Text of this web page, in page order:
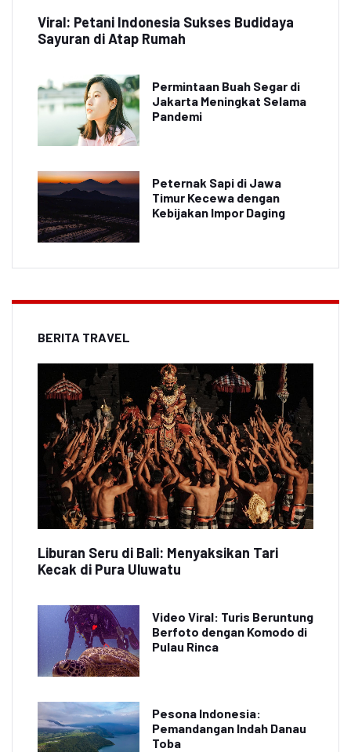
Viral: Petani Indonesia Sukses Budidaya
Sayuran di Atap Rumah
Permintaan Buah Segar di
Jakarta Meningkat Selama
Pandemi
Peternak Sapi di Jawa
Timur Kecewa dengan
Kebijakan Impor Daging
BERITA TRAVEL
Liburan Seru di Bali: Menyaksikan Tari
Kecak di Pura Uluwatu
Video Viral: Turis Beruntung
Berfoto dengan Komodo di
Pulau Rinca
Pesona Indonesia:
Pemandangan Indah Danau
Toba